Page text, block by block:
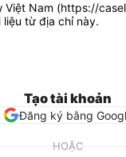
Việt Nam (https://
từ địa chỉ này.
Tạo tài khoản
Đăng ký bằng
HOẶC